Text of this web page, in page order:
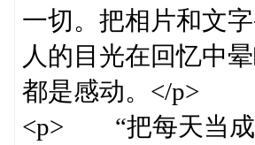
一切。把相片和文
人的目光在回忆中
都是感动。</p>
<p> “把每天当成